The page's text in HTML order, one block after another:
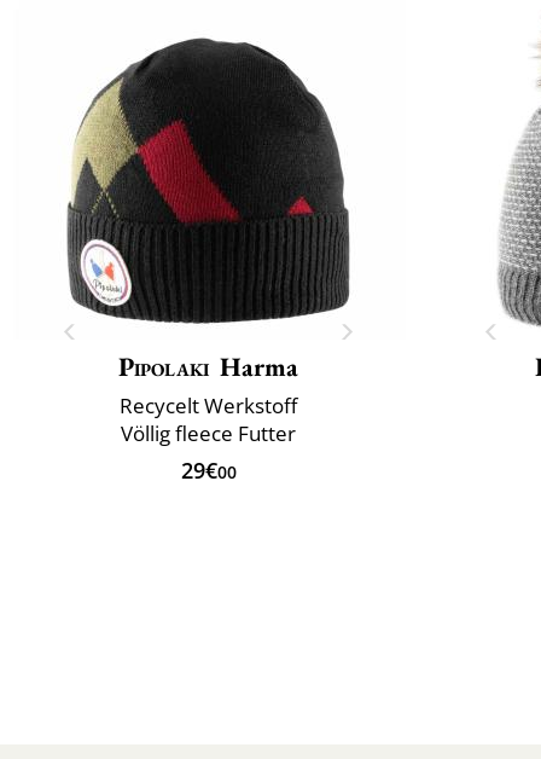
Pipolaki Harma
Recycelt Werkstoff
Völlig fleece Futter
29€00